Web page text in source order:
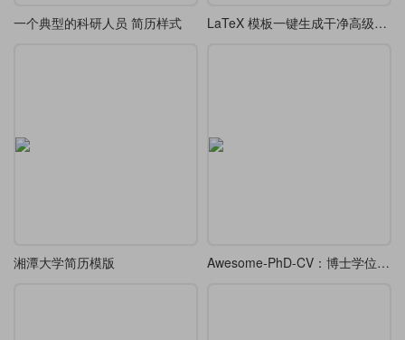
一个典型的科研人员 简历样式 LaTeX 模板一键生成干净高级极简学术 CV
湘潭大学简历模版 Awesome-PhD-CV：博士学位申请简历